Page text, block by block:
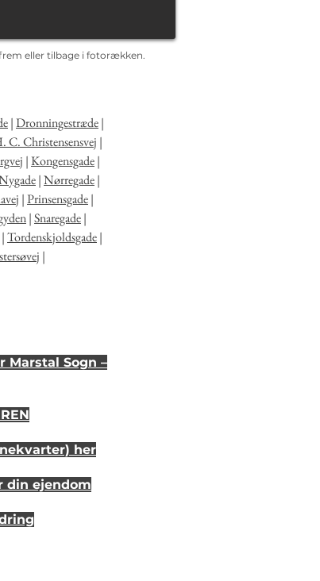
eller tilbage i fotorækken.
|Dronningestræde|
C. Christensensvej |
|Kongensgade|
|Nørregade|
|Prinsensgade|
|Snaregade|
|Tordenskjoldsgade|
|
Marstal Sogn –
her
din ejendom